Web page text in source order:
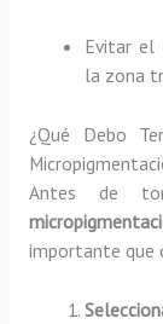
Evitar el
la zona
¿Qué Debo
Antes de
importante que